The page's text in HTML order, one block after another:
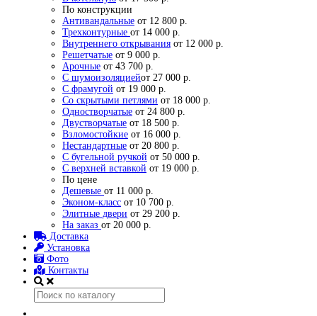
По конструкции
Антивандальные от 12 800 р.
Трехконтурные от 14 000 р.
Внутреннего открывания от 12 000 р.
Решетчатые от 9 000 р.
Арочные от 43 700 р.
С шумоизоляциейот 27 000 р.
С фрамугой от 19 000 р.
Со скрытыми петлями от 18 000 р.
Одностворчатые от 24 800 р.
Двустворчатые от 18 500 р.
Взломостойкие от 16 000 р.
Нестандартные от 20 800 р.
С бугельной ручкой от 50 000 р.
С верхней вставкой от 19 000 р.
По цене
Дешевые от 11 000 р.
Эконом-класс от 10 700 р.
Элитные двери от 29 200 р.
На заказ от 20 000 р.
Доставка
Установка
Фото
Контакты